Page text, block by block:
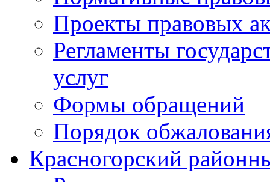
Проекты правовых
Регламенты
услуг
Формы обращений
Порядок
Красногорский